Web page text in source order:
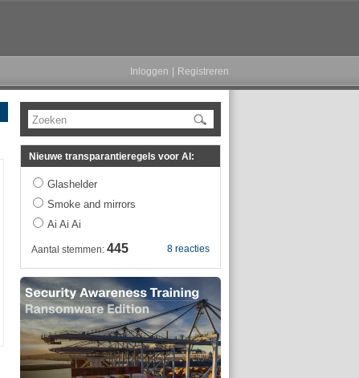
Inloggen Registreren
Zoeken
Nieuwe transparantieregels voor AI:
Glashelder
Smoke and mirrors
Ai Ai Ai
8 reacties
Aantal stemmen: 445